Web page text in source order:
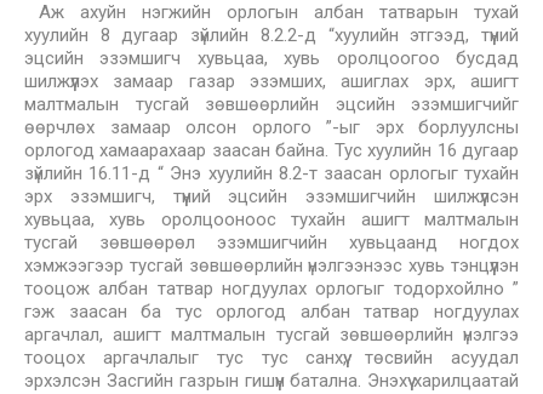
Аж ахуйн нэгжийн орлогын албан татварын тухай
хуулийн 8 дугаар зүйлийн 8.2.2-д “хуулийн этгээд, түүний
эцсийн эзэмшигч хувьцаа, хувь оролцоогоо бусдад
шилжүүлэх замаар газар эзэмших, ашиглах эрх, ашигт
малтмалын тусгай зөвшөөрлийн эцсийн эзэмшигчийг
өөрчлөх замаар олсон орлого ”-ыг эрх борлуулсны
орлогод хамаарахаар заасан байна. Тус хуулийн 16 дугаар
зүйлийн 16.11-д “ Энэ хуулийн 8.2-т заасан орлогыг тухайн
эрх эзэмшигч, түүний эцсийн эзэмшигчийн шилжүүлсэн
хувьцаа, хувь оролцооноос тухайн ашигт малтмалын
тусгай зөвшөөрөл эзэмшигчийн хувьцаанд ногдох
хэмжээгээр тусгай зөвшөөрлийн үнэлгээнээс хувь тэнцүүлэн
тооцож албан татвар ногдуулах орлогыг тодорхойлно ”
гэж заасан ба тус орлогод албан татвар ногдуулах
аргачлал, ашигт малтмалын тусгай зөвшөөрлийн үнэлгээ
тооцох аргачлалыг тус тус санхүү, төсвийн асуудал
эрхэлсэн Засгийн газрын гишүүн батална. Энэхүү харилцаатай